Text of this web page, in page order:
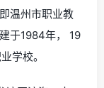
温州市职业教
于1984年， 19
学校。